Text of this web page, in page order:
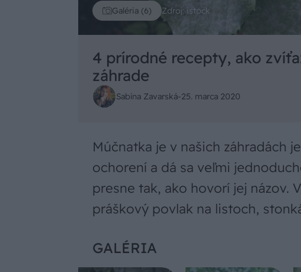
Galéria (6) Zdroj: istock
4 prírodné recepty, ako
záhrade
Sabína Zavarská-25. marca 2020
Múčnatka je v našich záhradách
ochorení a dá sa veľmi
presne tak, ako hovorí jej názov.
práškový povlak na listoch,
GALÉRIA